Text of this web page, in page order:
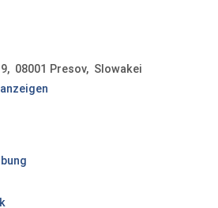
08001 Presov
Slowakei
anzeigen